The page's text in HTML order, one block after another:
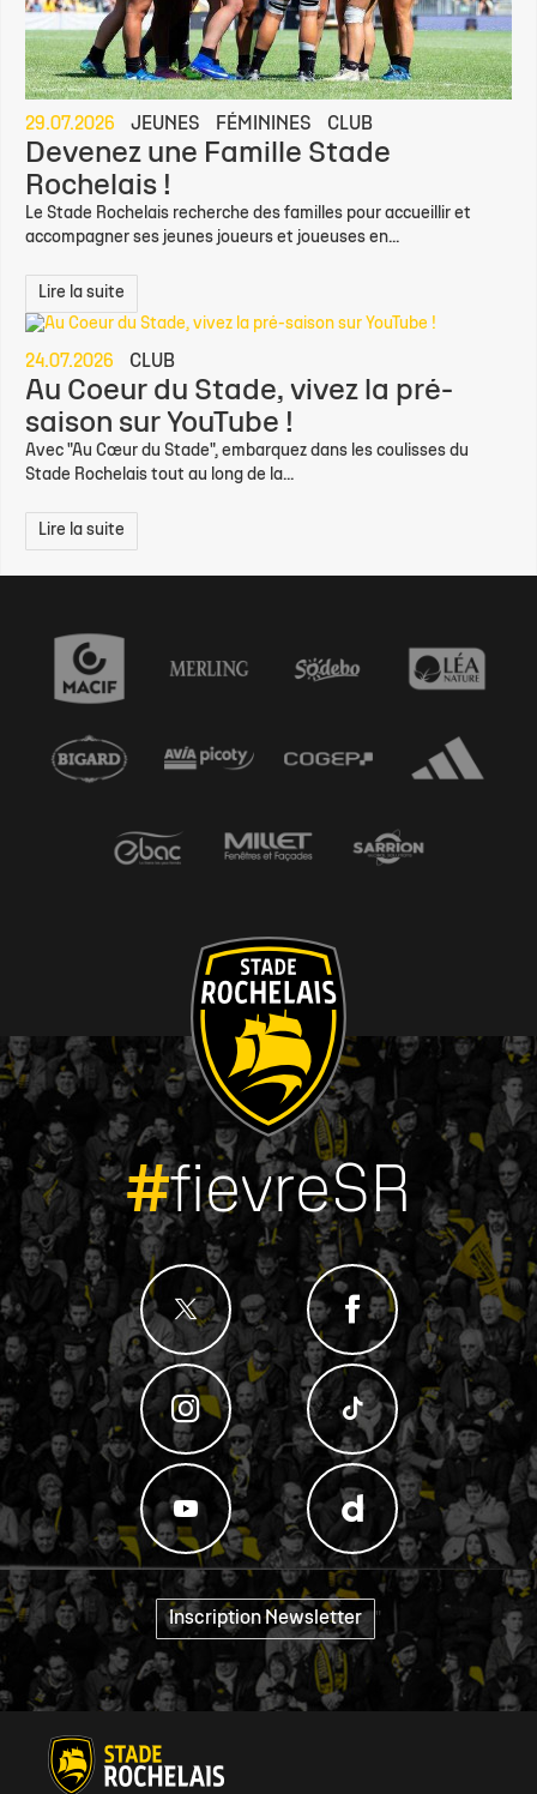
29.07.2026 JEUNES FÉMININES CLUB
Devenez une Famille Stade
Rochelais !
Le Stade Rochelais recherche des familles pour accueillir et
accompagner ses jeunes joueurs et joueuses en...
Lire la suite
24.07.2026 CLUB
Au Coeur du Stade, vivez la pré-
saison sur YouTube !
Avec "Au Cœur du Stade", embarquez dans les coulisses du
Stade Rochelais tout au long de la...
Lire la suite
#fievreSR
Inscription Newsletter "